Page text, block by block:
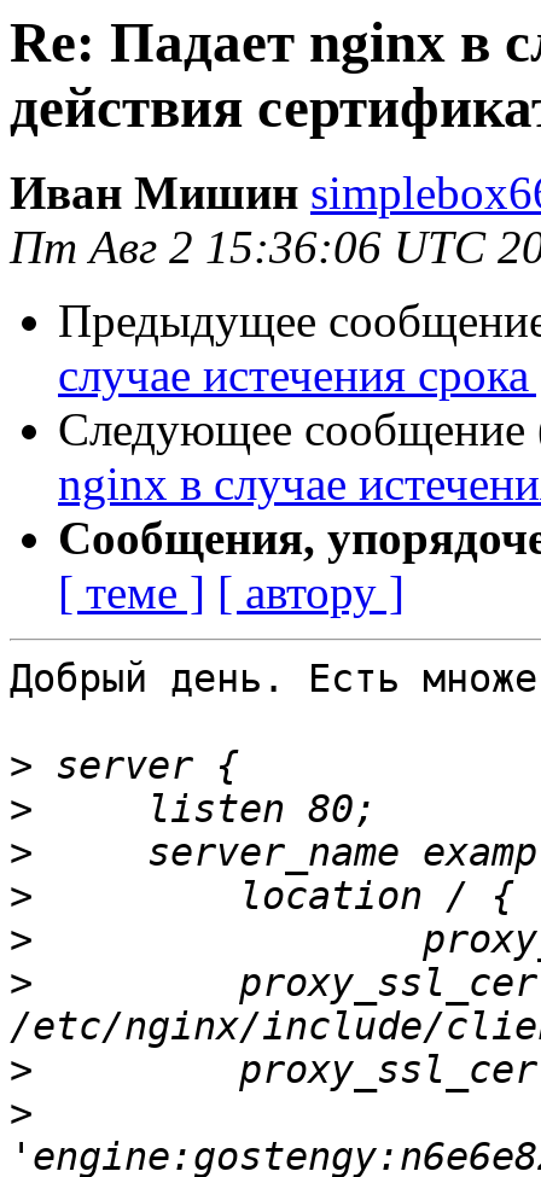
Re: Падает nginx в
действия
Иван Мишин
Пт Авг 2 15:36:06 UTC
Предыдущее
случае истечения
Следующее сообщение
nginx в случае
Сообщения,
[ теме ] [ автору ]
Добрый день. Есть
>
>
>
>
>
>
>
>